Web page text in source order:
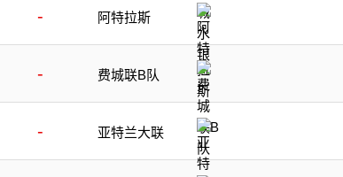
- 阿特拉斯
- 费城联B队
- 亚特兰大联